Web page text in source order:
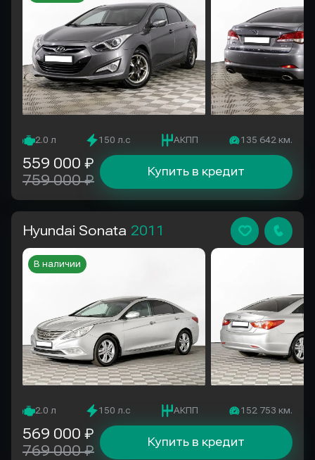
2.0 л 150 л.с АКПП 135 642 км.
Купить в кредит
559 000 ₽
759 000 ₽
Hyundai Sonata 2011
2.0 л 150 л.с АКПП 152 753 км.
В наличии
Купить в кредит
569 000 ₽
769 000 ₽